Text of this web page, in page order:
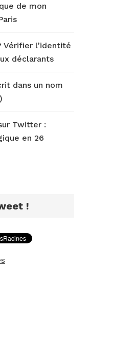
de mon
Vérifier l’identité
déclarants
dans un nom
Twitter :
en 26
!